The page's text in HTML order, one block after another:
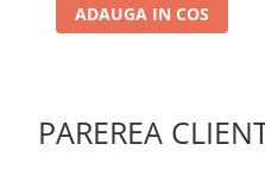
ADAUGA IN COS
PAREREA